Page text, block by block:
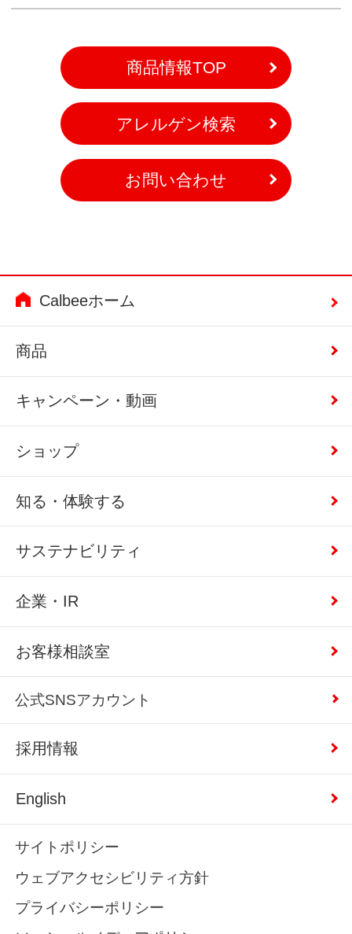
商品情報TOP
アレルゲン検索
お問い合わせ
Calbeeホーム
商品
キャンペーン・動画
ショップ
知る・体験する
サステナビリティ
企業・IR
お客様相談室
公式SNSアカウント
採用情報
English
サイトポリシー
ウェブアクセシビリティ方針
プライバシーポリシー